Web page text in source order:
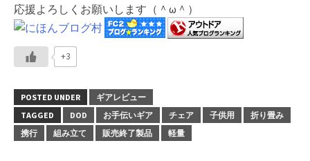
応援よろしくお願いします（＾ω＾）
+3
POSTED UNDER
ギアレビュー
TAGGED
DOD お手伝いギア チェア 子供用
折り畳み
携行
組み立て 販売終了製品 軽量